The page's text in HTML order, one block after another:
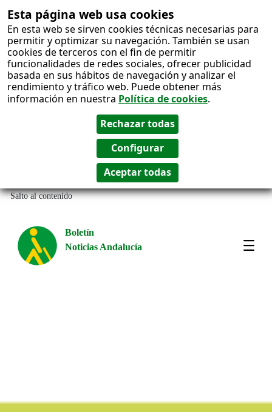
Esta página web usa cookies
En esta web se sirven cookies técnicas necesarias para
permitir y optimizar su navegación. También se usan
cookies de terceros con el fin de permitir
funcionalidades de redes sociales, ofrecer publicidad
basada en sus hábitos de navegación y analizar el
rendimiento y tráfico web. Puede obtener más
información en nuestra Política de cookies.
Salto al contenido
Boletín
Noticias Andalucía